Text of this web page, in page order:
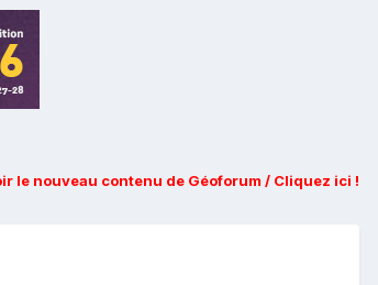
le nouveau contenu de Géoforum / Cliquez ici !